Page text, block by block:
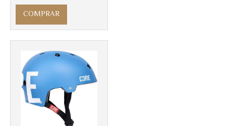
COMPRAR